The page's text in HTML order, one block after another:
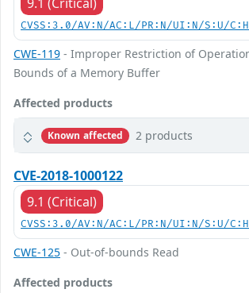
CVSS:3.0/AV:N/AC:L/PR:N/UI:N/S:U/
CWE-119 - Improper Restriction of
Bounds of a Memory Buffer
Affected products
Known affected 2 products
CVE-2018-1000122
9.1 (Critical)
CVSS:3.0/AV:N/AC:L/PR:N/UI:N/S:U/
CWE-125 - Out-of-bounds Read
Affected products